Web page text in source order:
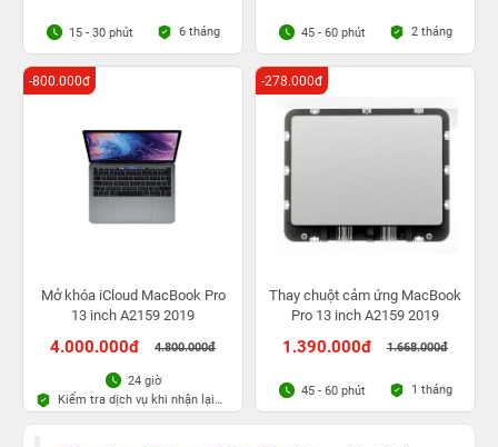
15 - 30 phút 6 tháng 45 - 60 phút 2 tháng
Mở khóa iCloud MacBook Pro
13 inch A2159 2019
4.000.000đ 4.800.000đ
-800.000đ
24 giờ
Kiểm tra dịch vụ khi nhận lại
máy
Thay chuột cảm ứng MacBook
Pro 13 inch A2159 2019
1.390.000đ 1.668.000đ
-278.000đ
45 - 60 phút 1 tháng